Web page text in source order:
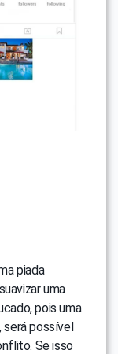
piada
uma
pois uma
será possível
Se isso